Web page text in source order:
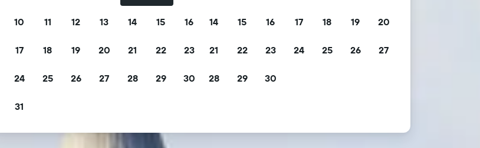
10 11 12 13 14 15 16
17 18 19 20 21 22 23
24 25 26 27 28 29 30
31
14 15 16 17 18 19 20
21 22 23 24 25 26 27
28 29 30